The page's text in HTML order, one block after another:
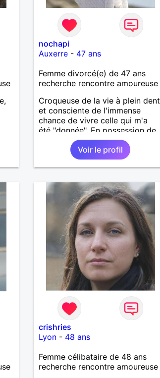
nochapi
Auxerre - 47 ans
Femme divorcé(e) de 47 ans
recherche rencontre amoureuse
Croqueuse de la vie à plein dent
et consciente de l'immense
chance de vivre celle qui m'a
été "donnée". En possession de
toutes ses facultés mentales et
physiques. Célibataire mais pas
solitaire, je mène une vie bien
remplie. Je ne suis pas sur ce
représentatrice de la Femme
Divorcée Mal dans sa peau. A
Voir le profil
crishries
Lyon - 48 ans
Femme célibataire de 48 ans
recherche rencontre amoureuse